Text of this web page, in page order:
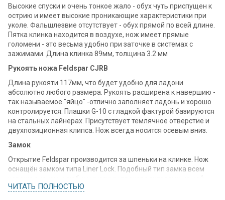
Высокие спуски и очень тонкое жало - обух чуть приспущен к
острию и имеет высокие проникающие характеристики при
уколе. Фальшлезвие отсутствует - обух прямой по всей длине.
Пятка клинка находится в воздухе, нож имеет прямые
голомени - это весьма удобно при заточке в системах с
зажимами. Длина клинка 89мм, толщина 3.2 мм
Рукоять ножа Feldspar CJRB
Длина рукояти 117мм, что будет удобно для ладони
абсолютно любого размера. Рукоять расширена к навершию -
так называемое "яйцо" -отлично заполняет ладонь и хорошо
контролируется. Плашки G-10 с гладкой фактурой базируются
на стальных лайнерах. Присутствует темлячное отверстие и
двухпозиционная клипса. Нож всегда носится осевым вниз.
Замок
Открытие Feldspar производится за шпеньки на клинке. Нож
оснащён замком типа Liner Lock. Подобный тип замка всем
Простота конструкции и надёжность фиксации клинка – вот
ЧИТАТЬ ПОЛНОСТЬЮ